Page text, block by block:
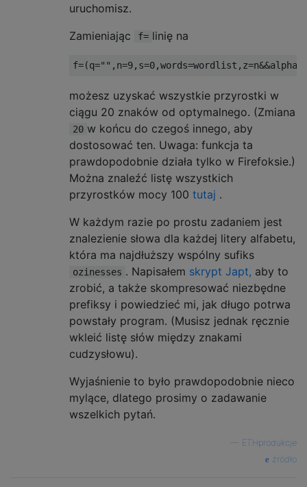
uruchomisz.
Zamieniając
f= linię na
możesz uzyskać wszystkie przyrostki w
ciągu 20 znaków od optymalnego. (Zmiana
20 w końcu do czegoś innego, aby
dostosować ten. Uwaga: funkcja ta
prawdopodobnie działa tylko w Firefoksie.)
Można znaleźć listę wszystkich
przyrostków mocy 100 tutaj .
W każdym razie po prostu zadaniem jest
znalezienie słowa dla każdej litery alfabetu,
która ma najdłuższy wspólny sufiks
ozinesses . Napisałem skrypt Japt, aby to
zrobić, a także skompresować niezbędne
prefiksy i powiedzieć mi, jak długo potrwa
powstały program. (Musisz jednak ręcznie
wkleić listę słów między znakami
cudzysłowu).
Wyjaśnienie to było prawdopodobnie nieco
mylące, dlatego prosimy o zadawanie
wszelkich pytań.
ETHprodukcje
źródło